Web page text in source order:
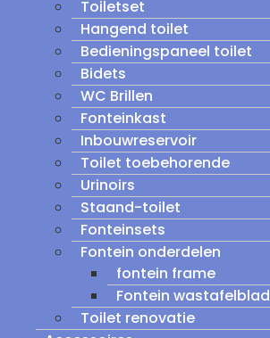
Toiletset
Hangend toilet
Bedieningspaneel toilet
Bidets
WC Brillen
Fonteinkast
Inbouwreservoir
Toilet toebehorende
Urinoirs
Staand-toilet
Fonteinsets
Fontein onderdelen
fontein frame
Fontein wastafelblad
Toilet renovatie